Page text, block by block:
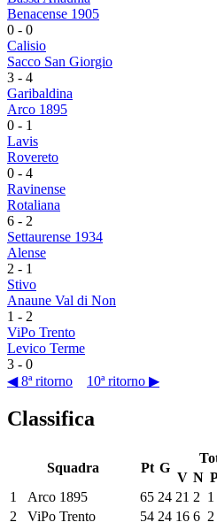
Benacense 1905
0 - 0
Calisio
Sacco San Giorgio
3 - 4
Garibaldina
Arco 1895
0 - 1
Lavis
Rovereto
0 - 4
Ravinense
Rotaliana
6 - 2
Settaurense 1934
Alense
2 - 1
Stivo
Anaune Val di Non
1 - 2
ViPo Trento
Levico Terme
3 - 0
◀ 8ª ritorno
10ª ritorno ▶
Classifica
Squadra Pt G
V N
1
Arco 1895 65 24 21 2 1
2
ViPo Trento 54 24 16 6 2